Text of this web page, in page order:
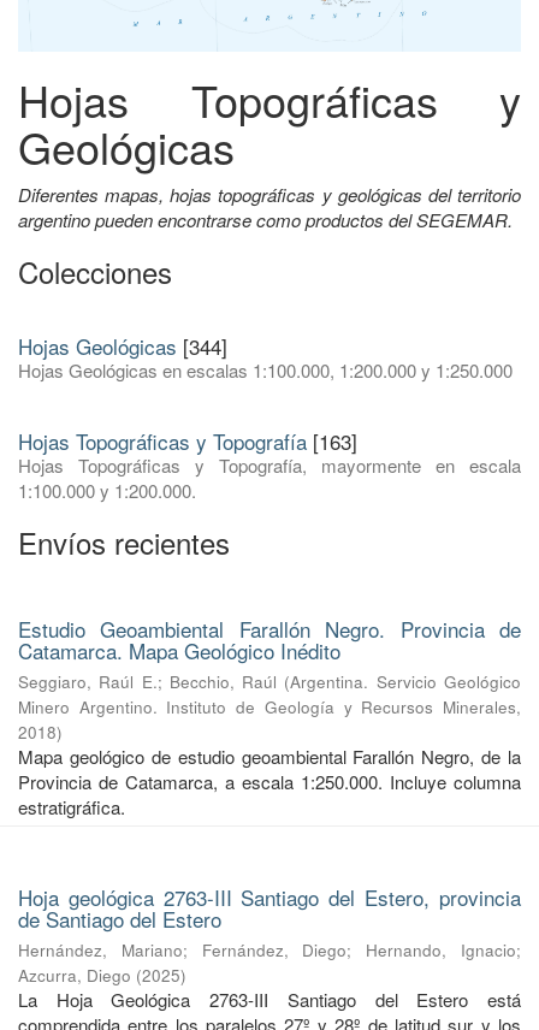
Hojas Topográficas y
Geológicas
Diferentes mapas, hojas topográficas y geológicas del territorio
argentino pueden encontrarse como productos del SEGEMAR.
Colecciones
Hojas Geológicas [344]
Hojas Geológicas en escalas 1:100.000, 1:200.000 y 1:250.000
Hojas Topográficas y Topografía [163]
Hojas Topográficas y Topografía, mayormente en escala
1:100.000 y 1:200.000.
Envíos recientes
Estudio Geoambiental Farallón Negro. Provincia de
Catamarca. Mapa Geológico Inédito
Seggiaro, Raúl E.; Becchio, Raúl (Argentina. Servicio Geológico
Minero Argentino. Instituto de Geología y Recursos Minerales,
2018)
Mapa geológico de estudio geoambiental Farallón Negro, de la
Provincia de Catamarca, a escala 1:250.000. Incluye columna
estratigráfica.
Hoja geológica 2763-III Santiago del Estero, provincia
de Santiago del Estero
Hernández, Mariano; Fernández, Diego; Hernando, Ignacio;
Azcurra, Diego (2025)
La Hoja Geológica 2763-III Santiago del Estero está
comprendida entre los paralelos 27º y 28º de latitud sur y los